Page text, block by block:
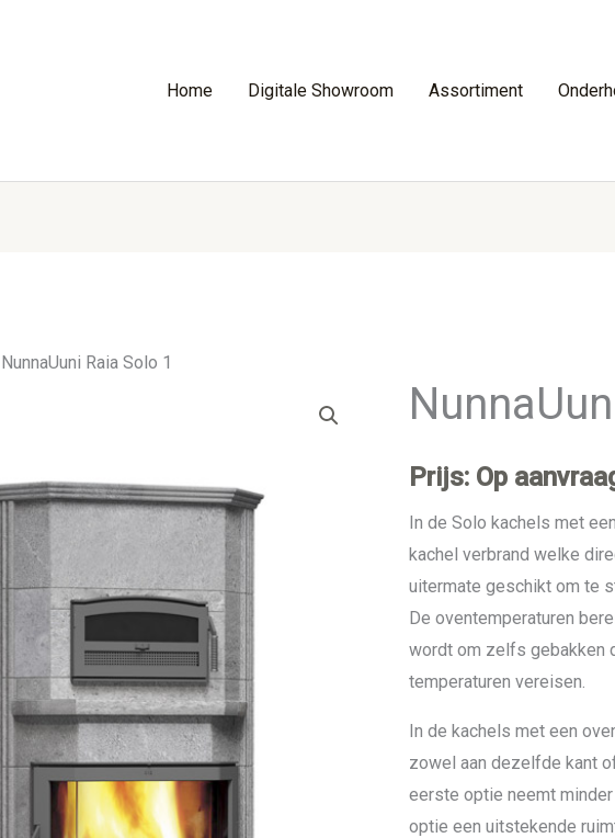
Home Digitale Showroom Assortiment
NunnaUuni Raia Solo 1
Prijs: Op
In de Solo kachels met
kachel verbrand welke
uitermate geschikt om te
De oventemperaturen
wordt om zelfs gebakken
temperaturen vereisen.
In de kachels met een
zowel aan dezelfde kant
eerste optie neemt
optie een uitstekende